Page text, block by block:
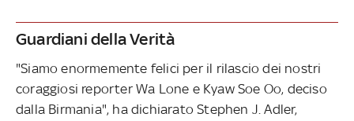
Guardiani della Verità
"Siamo enormemente felici per il rilascio dei nostri
coraggiosi reporter Wa Lone e Kyaw Soe Oo, deciso
dalla Birmania", ha dichiarato Stephen J. Adler,